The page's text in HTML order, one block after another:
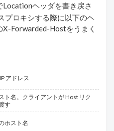
Locationヘッダを書き戻さ
プロキシする際に以下のヘ
Forwarded-Hostをうまく
アドレス
ト名。クライアントが Host リク
す
ホスト名